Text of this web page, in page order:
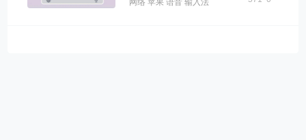
网络 苹果 语音 输入法